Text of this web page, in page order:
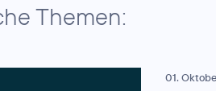
Themen:
01.